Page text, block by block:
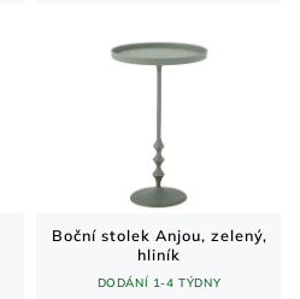
Boční stolek Anjou, zelený,
hliník
DODÁNÍ 1-4 TÝDNY